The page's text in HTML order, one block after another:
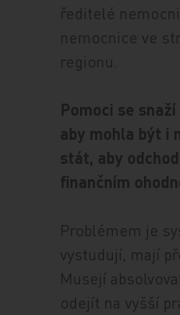
ředitelé
nemocnice ve
regionu.
Pomoci se
aby mohla být i
stát, aby
finančním
Problémem je
vystudují, mají
Musejí
odejít na vyšší